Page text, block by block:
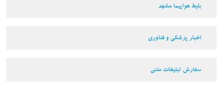
بلیط هواپیما مشهد
اخبار پزشکی و فناوری
سفارش تبلیغات متنی